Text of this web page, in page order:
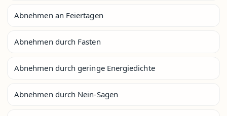
Abnehmen an Feiertagen
Abnehmen durch Fasten
Abnehmen durch geringe Energiedichte
Abnehmen durch Nein-Sagen